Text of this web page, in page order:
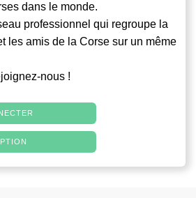
dans le monde.
professionnel qui regroupe la
les amis de la Corse sur un même
nous !